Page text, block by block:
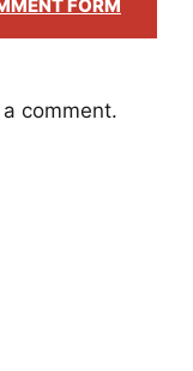
FORM
comment.